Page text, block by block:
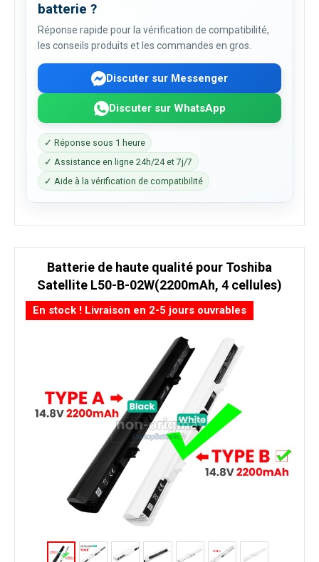
batterie ?
Réponse rapide pour la vérification de compatibilité,
les conseils produits et les commandes en gros.
Discuter sur Messenger
Discuter sur WhatsApp
✓ Réponse sous 1 heure
✓ Assistance en ligne 24h/24 et 7j/7
✓ Aide à la vérification de compatibilité
Batterie de haute qualité pour Toshiba
Satellite L50-B-02W(2200mAh, 4 cellules)
En stock ! Livraison en 2-5 jours ouvrables